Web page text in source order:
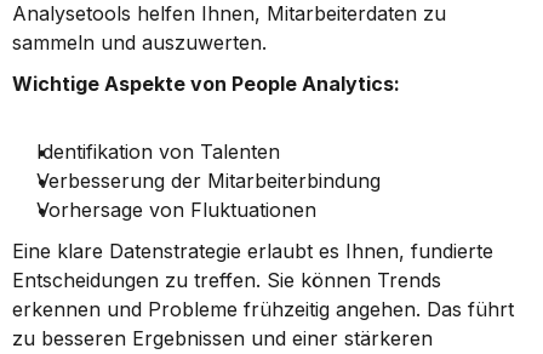
Analysetools helfen Ihnen, Mitarbeiterdaten zu
sammeln und auszuwerten.
Wichtige Aspekte von People Analytics:
Identifikation von Talenten
Verbesserung der Mitarbeiterbindung
Vorhersage von Fluktuationen
Eine klare Datenstrategie erlaubt es Ihnen, fundierte
Entscheidungen zu treffen. Sie können Trends
erkennen und Probleme frühzeitig angehen. Das führt
zu besseren Ergebnissen und einer stärkeren